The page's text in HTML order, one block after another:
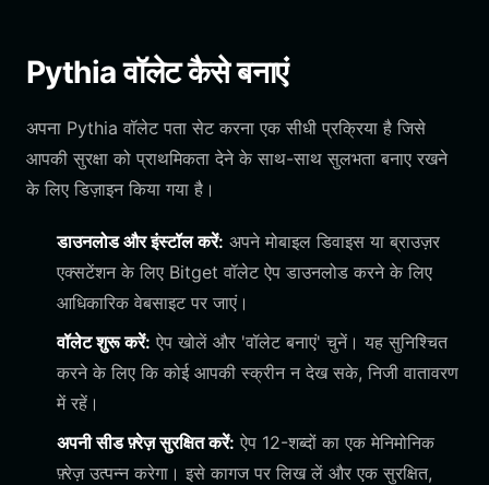
Pythia वॉलेट कैसे बनाएं
अपना Pythia वॉलेट पता सेट करना एक सीधी प्रक्रिया है जिसे
आपकी सुरक्षा को प्राथमिकता देने के साथ-साथ सुलभता बनाए रखने
के लिए डिज़ाइन किया गया है।
डाउनलोड और इंस्टॉल करें: अपने मोबाइल डिवाइस या ब्राउज़र
एक्सटेंशन के लिए Bitget वॉलेट ऐप डाउनलोड करने के लिए
आधिकारिक वेबसाइट पर जाएं।
वॉलेट शुरू करें: ऐप खोलें और 'वॉलेट बनाएं' चुनें। यह सुनिश्चित
करने के लिए कि कोई आपकी स्क्रीन न देख सके, निजी वातावरण
में रहें।
अपनी सीड फ़्रेज़ सुरक्षित करें: ऐप 12-शब्दों का एक मेनिमोनिक
फ़्रेज़ उत्पन्न करेगा। इसे कागज पर लिख लें और एक सुरक्षित,